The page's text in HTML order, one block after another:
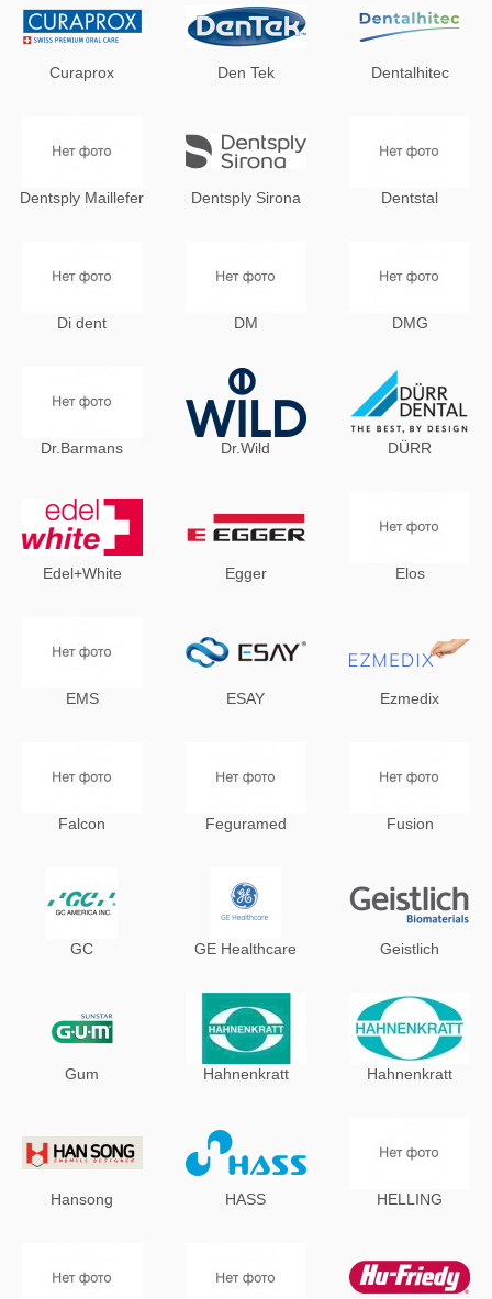
Curaprox Den Tek Dentalhitec
Dentsply Maillefer Dentsply Sirona Dentstal
Di dent DM DMG
Dr.Barmans Dr.Wild DÜRR
Edel+White Egger Elos
EMS ESAY Ezmedix
Falcon Feguramed Fusion
GC GE Healthcare Geistlich
Gum Hahnenkratt Hahnenkratt
Hansong HASS HELLING